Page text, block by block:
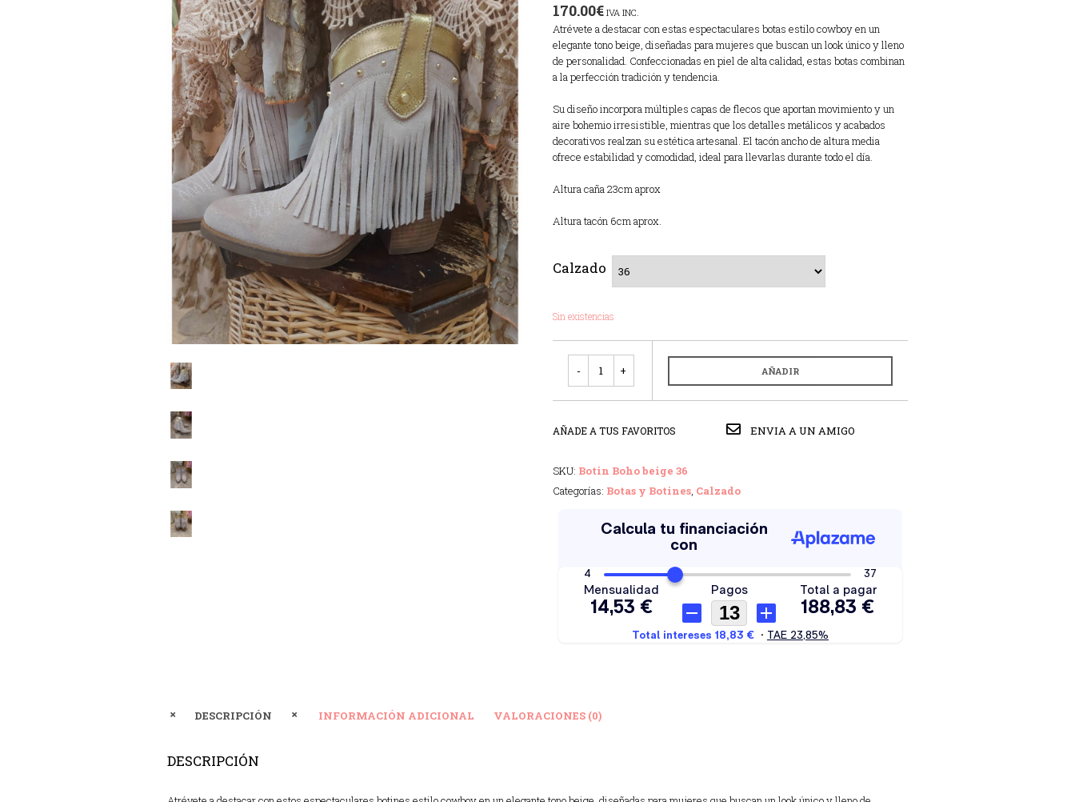
170.00€ IVA INC.
Atrévete a destacar con estas espectaculares botas estilo cowboy en un
elegante tono beige, diseñadas para mujeres que buscan un look único y lleno
de personalidad. Confeccionadas en piel de alta calidad, estas botas combinan
a la perfección tradición y tendencia.
Su diseño incorpora múltiples capas de flecos que aportan movimiento y un
aire bohemio irresistible, mientras que los detalles metálicos y acabados
decorativos realzan su estética artesanal. El tacón ancho de altura media
ofrece estabilidad y comodidad, ideal para llevarlas durante todo el día.
Altura caña 23cm aprox
Altura tacón 6cm aprox.
Calzado
Sin existencias
AÑADIR
AÑADE A TUS FAVORITOS ENVIA A UN AMIGO
SKU: Botin Boho beige 36
Categorías: Botas y Botines, Calzado
DESCRIPCIÓN INFORMACIÓN ADICIONAL VALORACIONES (0)
DESCRIPCIÓN